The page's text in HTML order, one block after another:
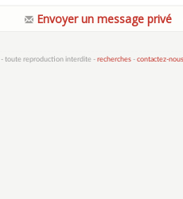
Envoyer un message privé
- toute reproduction interdite - recherches - contactez-nous